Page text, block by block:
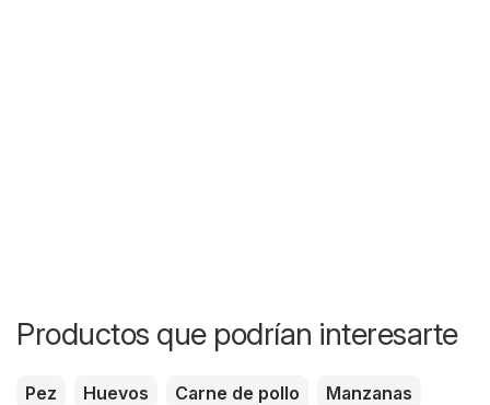
Productos que podrían interesarte
Pez Huevos Carne de pollo
Manzanas